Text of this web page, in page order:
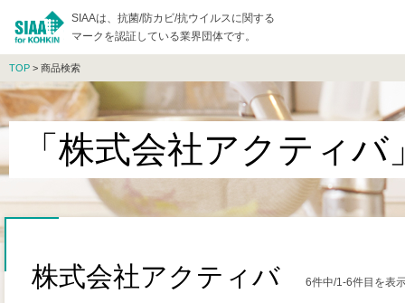
SIAAは、抗菌/防カビ/抗ウイルスに関する
マークを認証している業界団体です。
TOP > 商品検索
「株式会社アクティ
株式会社アクティバ 6件中/1-6件目を表